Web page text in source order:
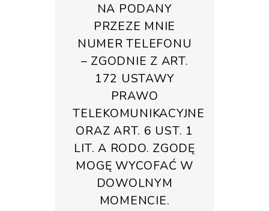
NA PODANY
PRZEZE MNIE
NUMER TELEFONU
– ZGODNIE Z ART.
172 USTAWY
PRAWO
TELEKOMUNIKACYJNE
ORAZ ART. 6 UST. 1
LIT. A RODO. ZGODĘ
MOGĘ WYCOFAĆ W
DOWOLNYM
MOMENCIE.